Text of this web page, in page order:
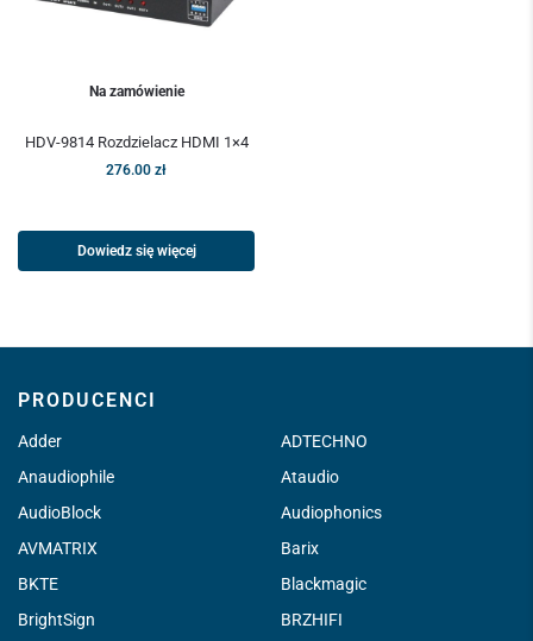
Na zamówienie
HDV-9814 Rozdzielacz HDMI 1×4
276.00 zł
Dowiedz się więcej
PRODUCENCI
Adder
ADTECHNO
Anaudiophile
Ataudio
AudioBlock
Audiophonics
AVMATRIX
Barix
BKTE
Blackmagic
BrightSign
BRZHIFI